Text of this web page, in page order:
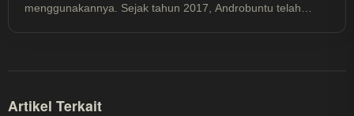
menggunakannya. Sejak tahun 2017, Androbuntu telah
Artikel Terkait